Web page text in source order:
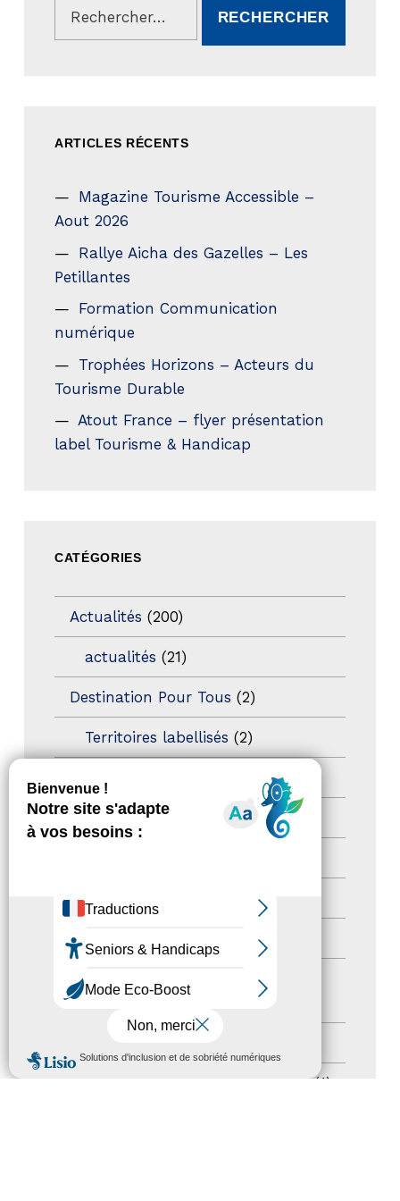
MENU
ARTICLES RÉCENTS
Magazine Tourisme Accessible –
Aout 2026
Rallye Aicha des Gazelles – Les
Petillantes
Formation Communication
numérique
Trophées Horizons – Acteurs du
Tourisme Durable
Atout France – flyer présentation
label Tourisme & Handicap
CATÉGORIES
Actualités (200)
actualités (21)
Destination Pour Tous (2)
Territoires labellisés (2)
Newsletter pro
Autres événements
Journées nationales Tourisme &
Handicap
(1)